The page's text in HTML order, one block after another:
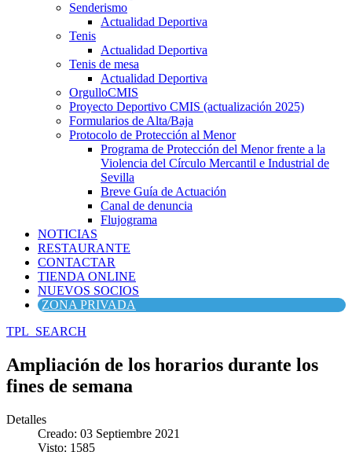
Senderismo
Actualidad Deportiva
Tenis
Actualidad Deportiva
Tenis de mesa
Actualidad Deportiva
OrgulloCMIS
Proyecto Deportivo CMIS (actualización 2025)
Formularios de Alta/Baja
Protocolo de Protección al Menor
Programa de Protección del Menor frente a la
Violencia del Círculo Mercantil e Industrial de
Sevilla
Breve Guía de Actuación
Canal de denuncia
Flujograma
NOTICIAS
RESTAURANTE
CONTACTAR
TIENDA ONLINE
NUEVOS SOCIOS
ZONA PRIVADA
TPL_SEARCH
Ampliación de los horarios durante los
fines de semana
Detalles
Creado: 03 Septiembre 2021
Visto: 1585